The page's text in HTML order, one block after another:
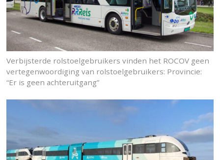
Verbijsterde rolstoelgebruikers vinden het ROCOV geen
vertegenwoordiging van rolstoelgebruikers: Provincie:
“Er is geen achteruitgang”